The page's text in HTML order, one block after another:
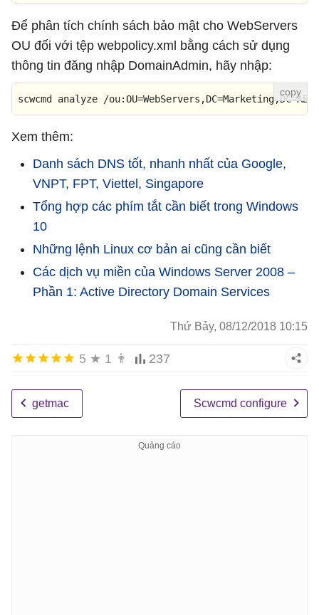
Để phân tích chính sách bảo mật cho WebServers
OU đối với tệp webpolicy.xml bằng cách sử dụng
thông tin đăng nhập DomainAdmin, hãy nhập:
scwcmd analyze /
Xem thêm:
Danh sách DNS tốt, nhanh nhất của Google,
VNPT, FPT, Viettel, Singapore
Tổng hợp các phím tắt cần biết trong Windows
10
Những lệnh Linux cơ bản ai cũng cần biết
Các dịch vụ miền của Windows Server 2008 –
Phần 1: Active Directory Domain Services
Thứ Bảy, 08/12/2018 10:15
5 ★ 1 👨 237
getmac Scwcmd configure